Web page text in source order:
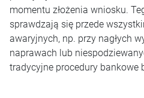
momentu złożenia wniosku.
sprawdzają się przede
awaryjnych, np. przy nagłych
naprawach lub
tradycyjne procedury bankowe